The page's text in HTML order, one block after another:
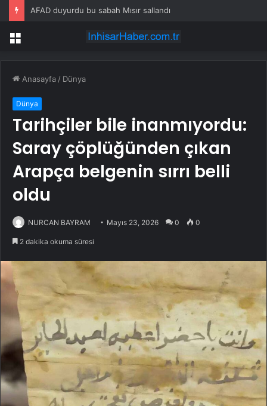
AFAD duyurdu bu sabah Mısır sallandı
Menü
Anasayfa / Dünya
Dünya
Tarihçiler bile inanmıyordu:
Saray çöplüğünden çıkan
Arapça belgenin sırrı belli
oldu
NURCAN BAYRAM Mayıs 23, 2026 0 0
2 dakika okuma süresi